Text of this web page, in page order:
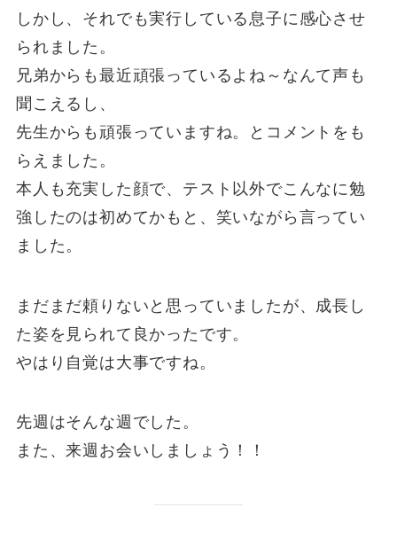
しかし、それでも実行している息子に感心させ
られました。
兄弟からも最近頑張っているよね～なんて声も
聞こえるし、
先生からも頑張っていますね。とコメントをも
らえました。
本人も充実した顔で、テスト以外でこんなに勉
強したのは初めてかもと、笑いながら言ってい
ました。
まだまだ頼りないと思っていましたが、成長し
た姿を見られて良かったです。
やはり自覚は大事ですね。
先週はそんな週でした。
また、来週お会いしましょう！！